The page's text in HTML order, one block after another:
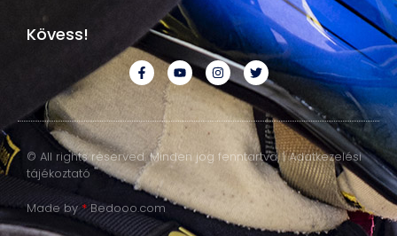
Kövess!
© All rights reserved. Minden jog fenntartva. | Adatkezelési
tájékoztató
Made by*Bedooo.com